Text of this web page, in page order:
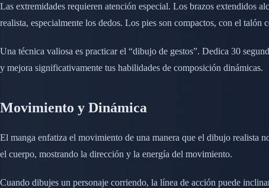
Las extremidades requieren atención especial. Los brazos extendidos
realista, especialmente los dedos. Los pies son compactos, con el
Una técnica valiosa es practicar el “dibujo de gestos”. Dedica 30
y mejora significativamente tus habilidades de composición dinámicas.
Movimiento y Dinámica
El manga enfatiza el movimiento de una manera que el dibujo realista
el cuerpo, mostrando la dirección y la energía del movimiento.
Cuando dibujes un personaje corriendo, la línea de acción puede